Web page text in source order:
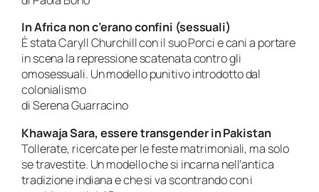
In Africa non c’erano confini (sessuali)
È stata Caryll Churchill con il suo Porci e cani a portare
in scena la repressione scatenata contro gli
omosessuali. Un modello punitivo introdotto dal
colonialismo
di Serena Guarracino
Khawaja Sara, essere transgender in Pakistan
Tollerate, ricercate per le feste matrimoniali, ma solo
se travestite. Un modello che si incarna nell’antica
tradizione indiana e che si va scontrando con i